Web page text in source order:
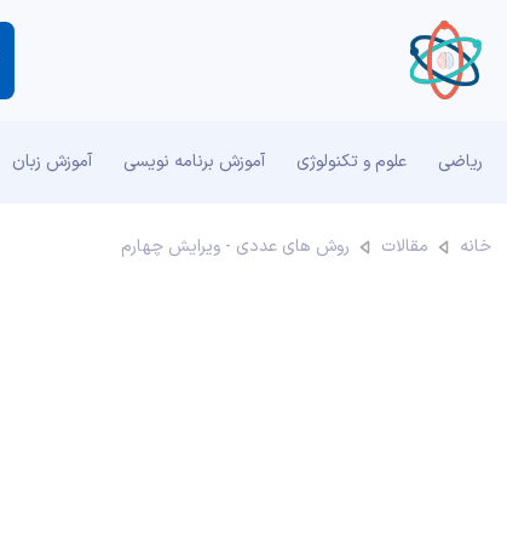
ریاضی علوم و تکنولوژی آموزش برنامه نویسی آموزش زبان
خانه مقالات روش های عددی - ویرایش چهارم